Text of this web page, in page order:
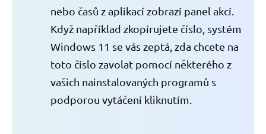
nebo časů z aplikací zobrazí panel akcí.
Když například zkopírujete číslo, systém
Windows 11 se vás zeptá, zda chcete na
toto číslo zavolat pomocí některého z
vašich nainstalovaných programů s
podporou vytáčení kliknutím.